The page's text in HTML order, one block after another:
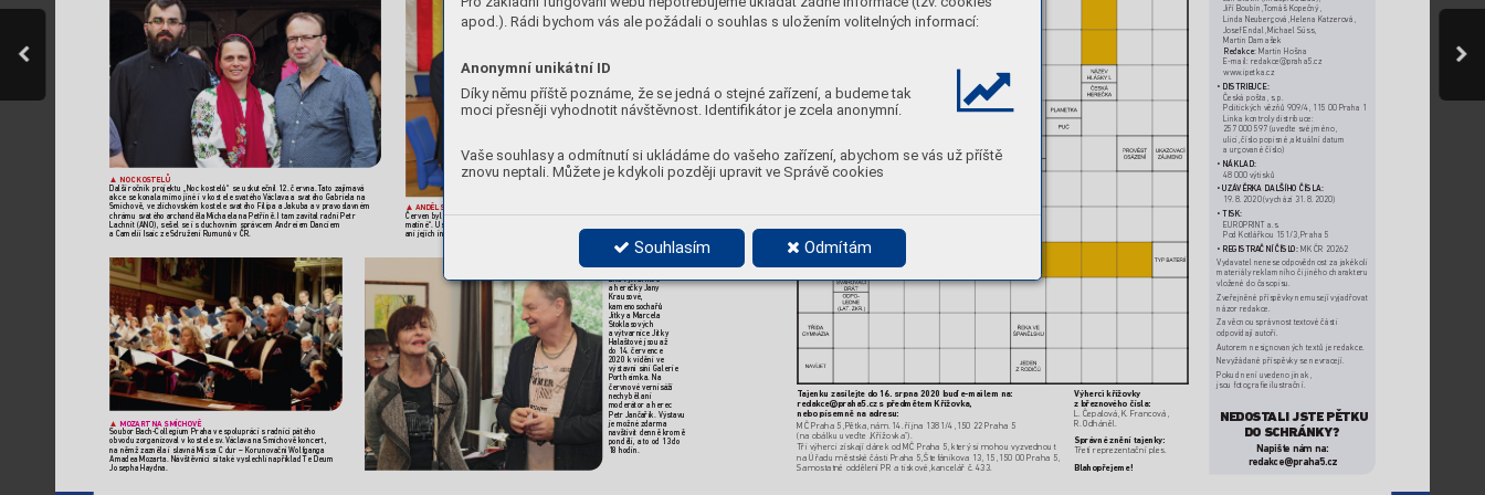
apod.). Rádi bychom vás ale požádali o souhlas s uložením volitelných informací:
Anonymní unikátní ID
Díky němu příště poznáme, že se jedná o stejné zařízení, a budeme tak
moci přesněji vyhodnotit návštěvnost. Identifikátor je zcela anonymní.
Vaše souhlasy a odmítnutí si ukládáme do vašeho zařízení, abychom se vás už příště
znovu neptali. Můžete je kdykoli později upravit ve Správě cookies
Souhlasím Odmítám
VPORTHEIMCE
Díla výtvarnice
aherečky Jany
Krausové,
kamenosochařů
Jitky aMarcela
Stoklasových
avýtvarnice Jitky
Halaštové jsou až
do 14. července
2020 kvidění ve
výstavní síni Galerie
Portheimka. Na
červnové vernisáži
nechyběl ani
moderátor aherec
Petr Jančařík. Výstavu
je možné zdarma
navštívit denně kromě
pondělí, ato od 13 do
18 hodin.
 ANDĚLSKÁ MA
Červen byl na radnici Prahy 5 rovněž ve znamení koncertů zcyklu „Andělská
matiné“ . Usk
ani jejich iniciátor turu Lukáš Herold (ODS).
 NOC KOSTELŮ
Další ročník projektu „Noc kostelů“ se uskutečnil 12. června. Tato zajímavá
akce se konala mimo jiné iv kostele svatého Václava asvatého Gabriela na
Smíchově, ve zlíchovském kostele svatého Filipa aJakuba avpravoslavném
chrámu svatého archanděla Michaela na Petříně. Itam zavítal radní Petr
Lachnit (ANO), sešel se isduchovním správcem Andreiem Danciem
aCamelií Isaic ze Sdružení Rumunů vČR.
 MOZART NA SMÍCHOVĚ
Soubor Bach-Collegium Praha ve spolupráci s radnicí pátého
obvodu zorganizoval v kostele sv. Václava na Smíchově koncert,
na němž zazněla i slavná Missa C dur – Korunovační Wolfganga
Amadea Mozarta. Návštěvníci si také vyslechli například Te Deum
Josepha Haydna.
Jiří Boubín, Tomáš Kopečný,
Linda Neubergová, Helena Katzerová,
Josef Endal, Michael Süss,
Martin Damašek
Redakce: Martin Hošna
E-mail: redakce@praha5.cz
www.ipetka.cz
• DISTRIBUCE:
Česká pošta, s. p.
Politických vězňů 909/4, 115 00 Praha 1
Linka kontroly distribuce:
257 000 597 (uveďte své jméno,
ulici, číslo popisné, aktuální datum
aurgované číslo)
• NÁKLAD:
48 000 výtisků
• UZÁVĚRKA DALŠÍHO ČÍSLA:
19. 8. 2020 (vychází 31. 8. 2020)
• TISK:
EUROPRINT a.s.
Pod Kotlářkou 151/3, Praha 5
• REGISTRAČNÍ ČÍSLO: MK ČR 20262
Vydavatel nenese odpovědnost za jakékoli
materiály reklamního či jiného charakteru
vložené do časopisu.
Zveřejněné příspěvky nemusejí vyjadřovat
názor redakce.
Za věcnou správnost textové části
odpovídají autoři.
Autorem nesignovaných textů je redakce.
Nevyžádané příspěvky se nevracejí.
Pokud není uvedeno jinak,
jsou fotograﬁe ilustrační.
NEDOSTALI JSTE PĚTKU
DO SCHRÁNKY?
Napište nám na:
redakce@praha5.cz
Tajenku zasílejte do 16. srpna 2020 buď e-mailem na:
redakce@praha5.cz spředmětem Křížovka,
nebo písemně na adresu:
MČ Praha 5, Pětka, nám. 14. října 1381/4, 150 22 Praha 5
(na obálku uveďte „Křížovka“).
Tři výherci získají dárek od MČ Praha 5, který si mohou vyzvednout
na Úřadu městské části Praha 5, Štefánikova 13, 15, 150 00 Praha 5,
Samostatné oddělení PR atiskové, kancelář č. 433.
Výherci křížovky
zbřeznového čísla:
L. Čepalová, K. Francová,
R. Odháněl.
Správné znění tajenky:
Třetí reprezentační ples.
Blahopřejeme!